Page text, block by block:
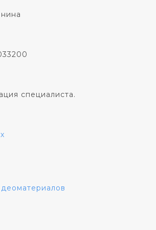
специалиста.